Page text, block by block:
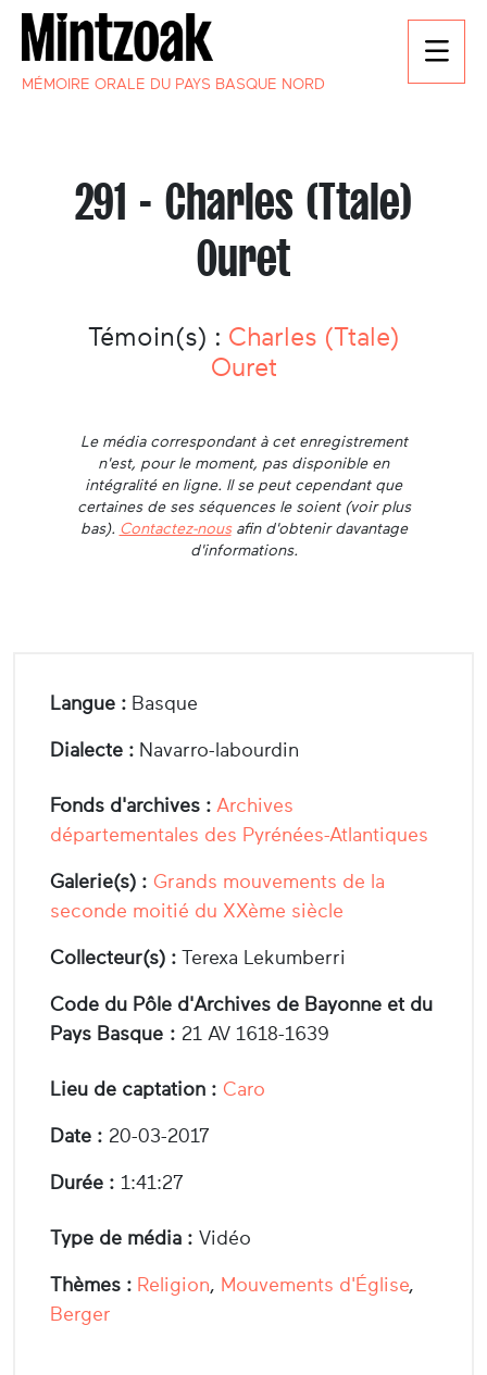
MÉMOIRE ORALE DU PAYS BASQUE NORD
291 - Charles (Ttale)
Ouret
Témoin(s) : Charles (Ttale)
Ouret
Le média correspondant à cet enregistrement
n'est, pour le moment, pas disponible en
intégralité en ligne. Il se peut cependant que
certaines de ses séquences le soient (voir plus
bas). Contactez-nousafin d'obtenir davantage
d'informations.
Langue : Basque
Dialecte : Navarro-labourdin
Fonds d'archives : Archives
départementales des Pyrénées-Atlantiques
Galerie(s) : Grands mouvements de la
seconde moitié du XXème siècle
Collecteur(s) : Terexa Lekumberri
Code du Pôle d'Archives de Bayonne et du
Pays Basque : 21 AV 1618-1639
Lieu de captation : Caro
Date : 20-03-2017
Durée : 1:41:27
Type de média : Vidéo
Thèmes : Religion, Mouvements d'Église,
Berger